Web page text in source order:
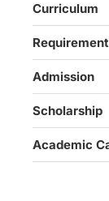
Curriculum
Admission
Scholarship
Academic